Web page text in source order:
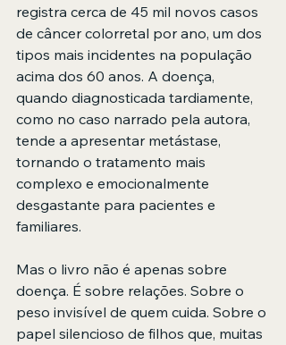
registra cerca de 45 mil novos casos
de câncer colorretal por ano, um dos
tipos mais incidentes na população
acima dos 60 anos. A doença,
quando diagnosticada tardiamente,
como no caso narrado pela autora,
tende a apresentar metástase,
tornando o tratamento mais
complexo e emocionalmente
desgastante para pacientes e
familiares.
Mas o livro não é apenas sobre
doença. É sobre relações. Sobre o
peso invisível de quem cuida. Sobre o
papel silencioso de filhos que, muitas